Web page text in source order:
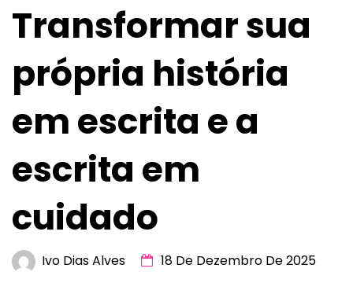
Transformar sua
própria história
em escrita e a
escrita em
cuidado
Ivo Dias Alves
18 De Dezembro De 2025